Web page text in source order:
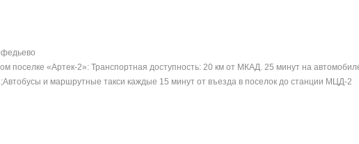
поселке «Артек-2»: Транспортная доступность: 20 км от МКАД. 25 минут на
и маршрутные такси каждые 15 минут от въезда в поселок до станции МЦД-2